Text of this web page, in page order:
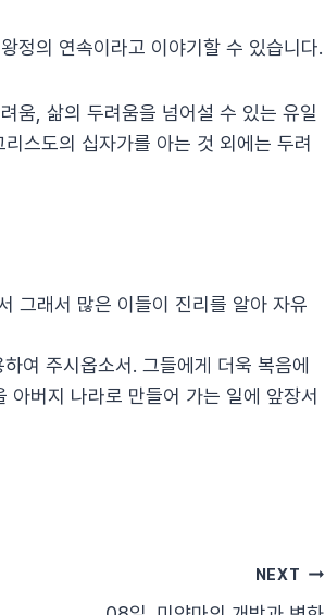
정의 연속이라고 이야기할 수 있습니다.
움, 삶의 두려움을 넘어설 수 있는 유일
스도의 십자가를 아는 것 외에는 두려
그래서 많은 이들이 진리를 알아 자유
여 주시옵소서. 그들에게 더욱 복음에
버지 나라로 만들어 가는 일에 앞장서
NEXT